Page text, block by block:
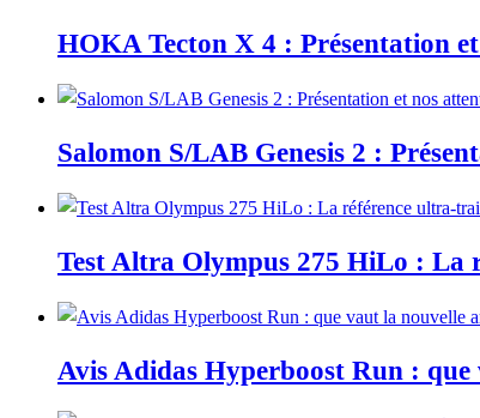
HOKA Tecton X 4 : Présentation
Salomon S/LAB Genesis 2 :
Test Altra Olympus 275 HiLo : La
Avis Adidas Hyperboost Run :